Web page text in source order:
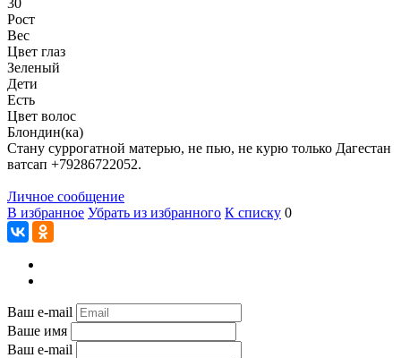
Рост
Вес
Цвет глаз
Зеленый
Дети
Есть
Цвет волос
Блондин(ка)
Стану суррогатной матерью, не пью, не курю только Дагестан
ватсап +79286722052.
Личное сообщение
В избранное Убрать из избранного К списку 0
Ваш e-mail
Ваше имя
Ваш e-mail